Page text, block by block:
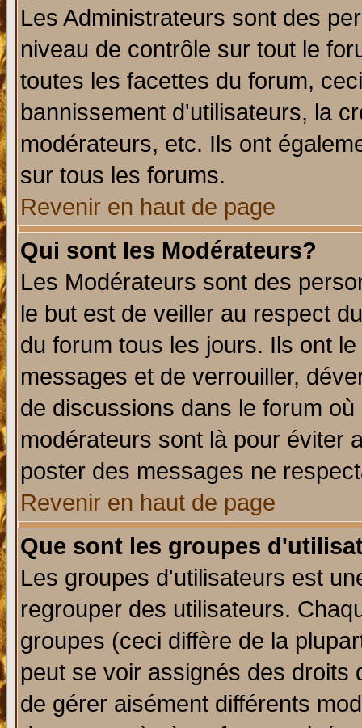
Les Administrateurs sont des
niveau de contrôle sur tout le
toutes les facettes du forum,
bannissement d'utilisateurs, la
modérateurs, etc. Ils ont
sur tous les forums.
Revenir en haut de page
Qui sont les Modérateurs?
Les Modérateurs sont des
le but est de veiller au respect
du forum tous les jours. Ils ont
messages et de verrouiller,
de discussions dans le forum
modérateurs sont là pour éviter
poster des messages ne
Revenir en haut de page
Que sont les groupes
Les groupes d'utilisateurs est
regrouper des utilisateurs.
groupes (ceci diffère de la
peut se voir assignés des
de gérer aisément différents